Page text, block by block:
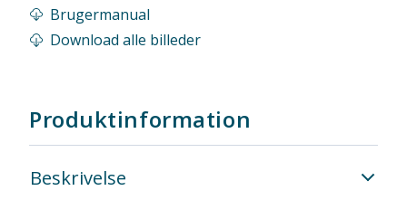
Produktinformation
Beskrivelse
Brugermanual
Download alle billeder